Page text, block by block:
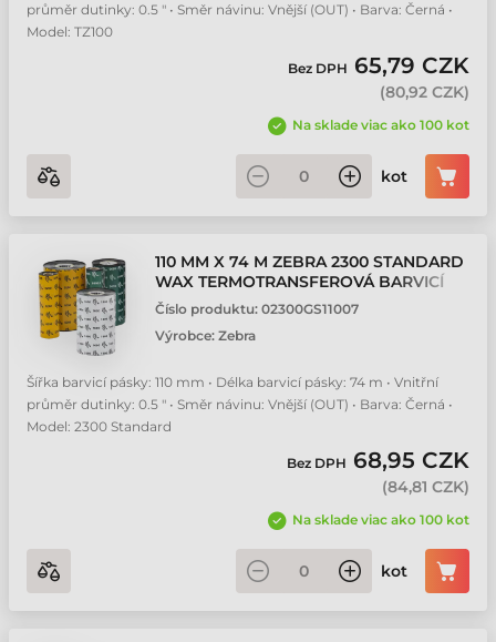
průměr dutinky: 0.5 " • Směr návinu: Vnější (OUT) • Barva: Černá •
Model: TZ100
Bez DPH 65,79 CZK
(80,92 CZK)
Na sklade viac ako 100 kot
kot
110 MM X 74 M ZEBRA 2300 STANDARD
WAX TERMOTRANSFEROVÁ BARVICÍ
PÁSKA
Číslo produktu: 02300GS11007
Výrobce: Zebra
Šířka barvicí pásky: 110 mm • Délka barvicí pásky: 74 m • Vnitřní
průměr dutinky: 0.5 " • Směr návinu: Vnější (OUT) • Barva: Černá •
Model: 2300 Standard
Bez DPH 68,95 CZK
(84,81 CZK)
Na sklade viac ako 100 kot
kot